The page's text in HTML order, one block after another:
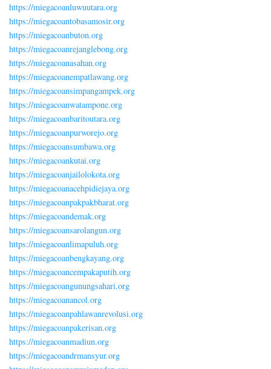
https://miegacoanluwuutara.org
https://miegacoantobasamosir.org
https://miegacoanbuton.org
https://miegacoanrejanglebong.org
https://miegacoanasahan.org
https://miegacoanempatlawang.org
https://miegacoansimpangampek.org
https://miegacoanwatampone.org
https://miegacoanbaritoutara.org
https://miegacoanpurworejo.org
https://miegacoansumbawa.org
https://miegacoankutai.org
https://miegacoanjailolokota.org
https://miegacoanacehpidiejaya.org
https://miegacoanpakpakbharat.org
https://miegacoandemak.org
https://miegacoansarolangun.org
https://miegacoanlimapuluh.org
https://miegacoanbengkayang.org
https://miegacoancempakaputih.org
https://miegacoangunungsahari.org
https://miegacoanancol.org
https://miegacoanpahlawanrevolusi.org
https://miegacoanpakerisan.org
https://miegacoanmadiun.org
https://miegacoandrmansyur.org